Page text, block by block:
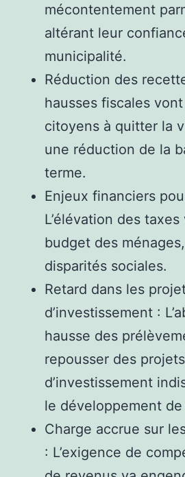
mécontentement
altérant leur
municipalité.
Réduction des
hausses fiscales
citoyens à quitter la
une réduction de la
terme.
Enjeux financiers
L’élévation des
budget des
disparités sociales.
Retard dans les
d’investissement :
hausse des
repousser des projets
d’investissement
le développement
Charge accrue sur
: L’exigence de